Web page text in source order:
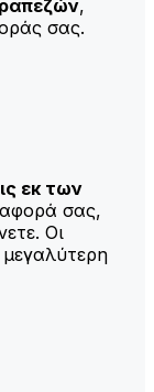
,
σας.
εκ των
σας,
Οι